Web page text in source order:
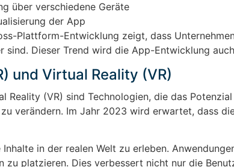
über verschiedene Geräte
der App
Plattform-Entwicklung zeigt, dass
Dieser Trend wird die App-Entwicklung
und Virtual Reality (VR)
Reality (VR) sind Technologien, die das
verändern. Im Jahr 2023 wird erwartet, dass
in der realen Welt zu erleben.
zu platzieren. Dies verbessert nicht nur die